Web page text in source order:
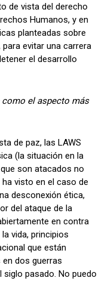
de vista del derecho
Humanos, y en
planteadas sobre
evitar una carrera
el desarrollo
como el aspecto más
de paz, las LAWS
(la situación en la
son atacados no
visto en el caso de
desconexión ética,
del ataque de la
en contra
vida, principios
que están
dos guerras
pasado. No puedo